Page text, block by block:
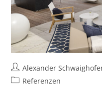
Alexander
Referenzen